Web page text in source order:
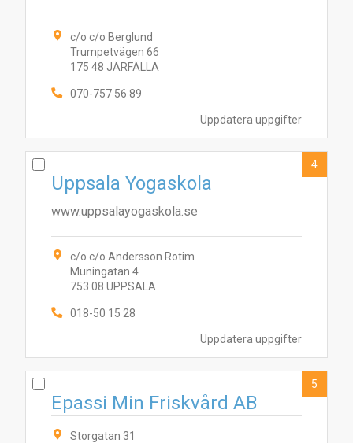
Uppdatera uppgifter
c/o c/o Berglund
Trumpetvägen 66
175 48 JÄRFÄLLA
070-757 56 89
Uppdatera uppgifter
Uppsala Yogaskola
www.uppsalayogaskola.se
c/o c/o Andersson Rotim
Muningatan 4
753 08 UPPSALA
018-50 15 28
4
Epassi Min Friskvård AB
Storgatan 31
5